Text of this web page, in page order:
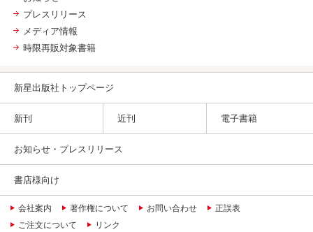
プレスリリース
メディア情報
時限再販対象書籍
新星出版社トップページ
新刊 近刊 電子書籍
お知らせ・プレスリリース
書店様向け
会社案内 著作権について お問い合わせ
正誤表
ご注文について
リンク